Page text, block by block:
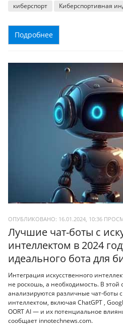
киберспорт Киберспортивная
Подробнее
ОПУБЛИКОВАНО: 16.01.2024, 10:36
Лучшие чат-боты с
интеллектом в 2024
идеального бота для
Интеграция искусственного
не роскошь, а необходимость. В этой
анализируются различные чат-боты
интеллектом, включая ChatGPT ,
OORT AI — и их потенциальное
сообщает innotechnews.com.